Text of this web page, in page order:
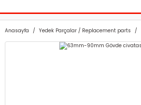
Anasayfa Yedek Parçalar / Replacement parts